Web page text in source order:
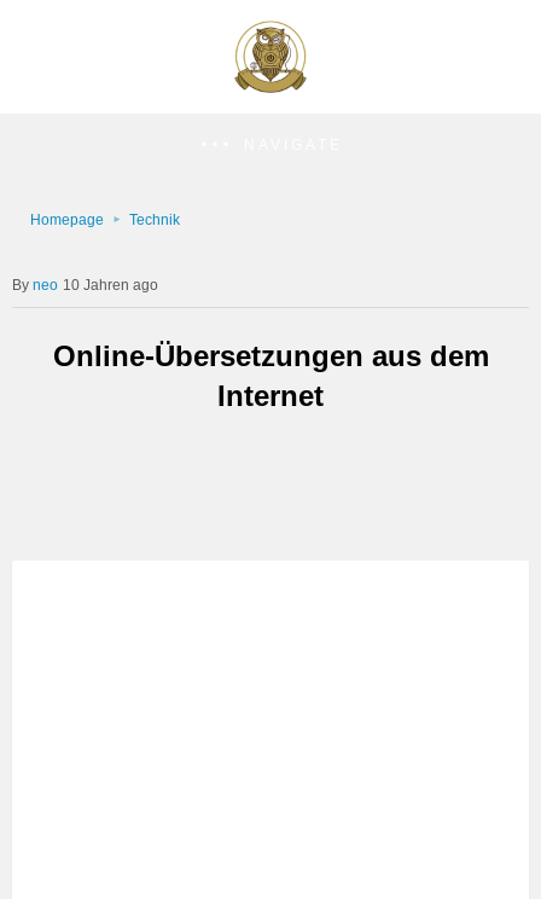
Homepage Technik
neo 10 Jahren ago
Online-Übersetzungen aus dem
Internet